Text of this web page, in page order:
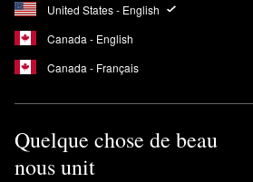
United States - English
Canada - English
Canada - Français
Quelque chose de beau
nous unit